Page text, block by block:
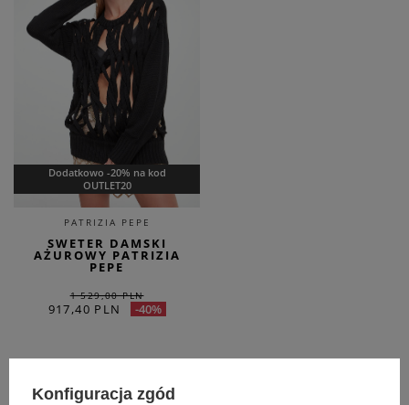
Dodatkowo -20% na kod
OUTLET20
PATRIZIA PEPE
SWETER DAMSKI
AŻUROWY PATRIZIA
PEPE
1 529,00 PLN
917,40 PLN -40%
Konfiguracja zgód